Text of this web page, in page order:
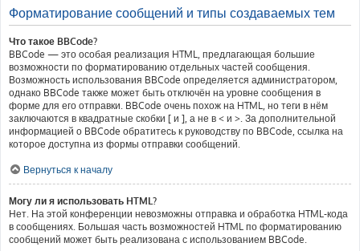
Форматирование сообщений и типы создаваемых тем
Что такое BBCode?
BBCode — это особая реализация HTML, предлагающая большие
возможности по форматированию отдельных частей сообщения.
Возможность использования BBCode определяется администратором,
однако BBCode также может быть отключён на уровне сообщения в
форме для его отправки. BBCode очень похож на HTML, но теги в нём
заключаются в квадратные скобки [ и ], а не в < и >. За дополнительной
информацией о BBCode обратитесь к руководству по BBCode, ссылка на
которое доступна из формы отправки сообщений.
Вернуться к началу
Могу ли я использовать HTML?
Нет. На этой конференции невозможны отправка и обработка HTML-кода
в сообщениях. Большая часть возможностей HTML по форматированию
сообщений может быть реализована с использованием BBCode.